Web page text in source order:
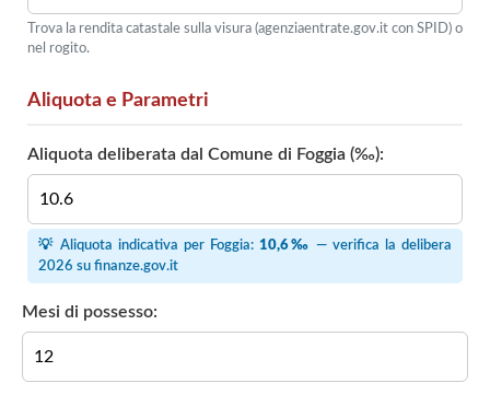
Trova la rendita catastale sulla visura (agenziaentrate.gov.it con SPID) o
nel rogito.
Aliquota e Parametri
Aliquota deliberata dal Comune di Foggia (‰):
💡 Aliquota indicativa per Foggia: 10,6‰ — verifica la delibera
2026 su finanze.gov.it
Mesi di possesso: